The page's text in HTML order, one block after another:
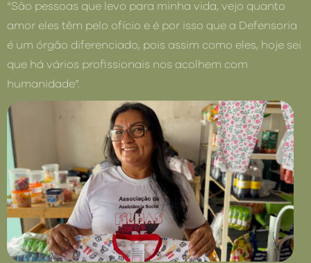
“São pessoas que levo para minha vida, vejo quanto
amor eles têm pelo ofício e é por isso que a Defensoria
é um órgão diferenciado, pois assim como eles, hoje sei
que há vários profissionais nos acolhem com
humanidade”.